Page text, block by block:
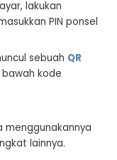
lakukan
PIN ponsel
sebuah QR
kode
menggunakannya
lainnya.